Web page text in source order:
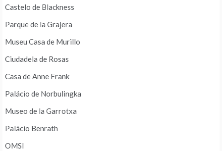
Castelo de Blackness
Parque de la Grajera
Museu Casa de Murillo
Ciudadela de Rosas
Casa de Anne Frank
Palácio de Norbulingka
Museo de la Garrotxa
Palácio Benrath
OMSI